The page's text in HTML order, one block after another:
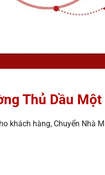
Thủ Dầu
khách hàng, Chuyển Nhà